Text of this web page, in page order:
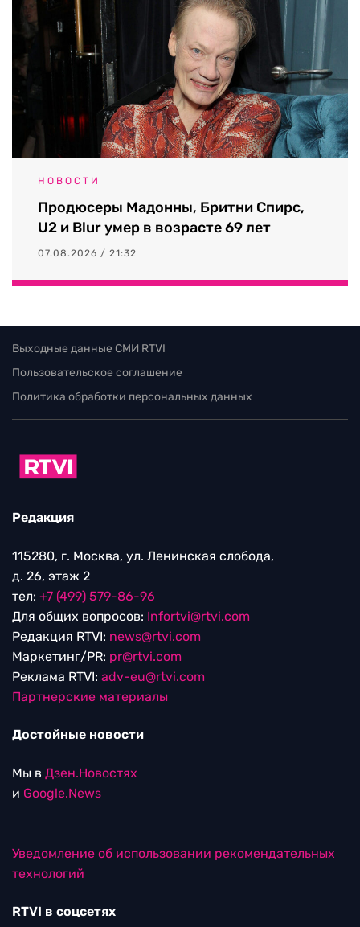
НОВОСТИ
Продюсеры Мадонны, Бритни Спирс,
U2 и Blur умер в возрасте 69 лет
07.08.2026 / 21:32
Выходные данные СМИ RTVI
Пользовательское соглашение
Политика обработки персональных данных
Редакция
115280, г. Москва, ул. Ленинская слобода,
д. 26, этаж 2
тел: +7 (499) 579-86-96
Для общих вопросов: Infortvi@rtvi.com
Редакция RTVI: news@rtvi.com
Маркетинг/PR: pr@rtvi.com
Реклама RTVI: adv-eu@rtvi.com
Партнерские материалы
Достойные новости
Мы в Дзен.Новостях
и Google.News
Уведомление об использовании рекомендательных
технологий
RTVI в соцсетях